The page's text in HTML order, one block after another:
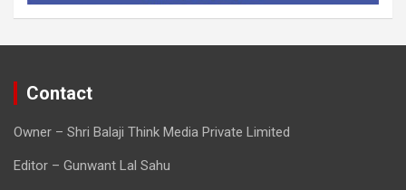
Contact
Owner – Shri Balaji Think Media Private Limited
Editor – Gunwant Lal Sahu